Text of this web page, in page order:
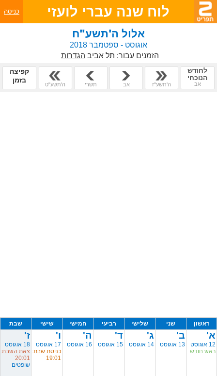
לוח שנה עברי לועזי כניסה
אלול ה'תשע"ח
אוגוסט - ספטמבר 2018
הזמנים עבור: תל אביב הגדרות
לחודש
הנוכחי
אב ה'תשע"ז אב תשרי ה'תשע"ט
קפיצה
בזמן
ראשון שני שלישי רביעי חמישי שישי שבת
א'
12 אוגוסט
ראש חודש
ב'
13 אוגוסט
ג'
14 אוגוסט
ד'
15 אוגוסט
ה'
16 אוגוסט
ו'
17 אוגוסט
כניסת שבת:
19:01
ז'
18 אוגוסט
צאת השבת:
20:01
שופטים